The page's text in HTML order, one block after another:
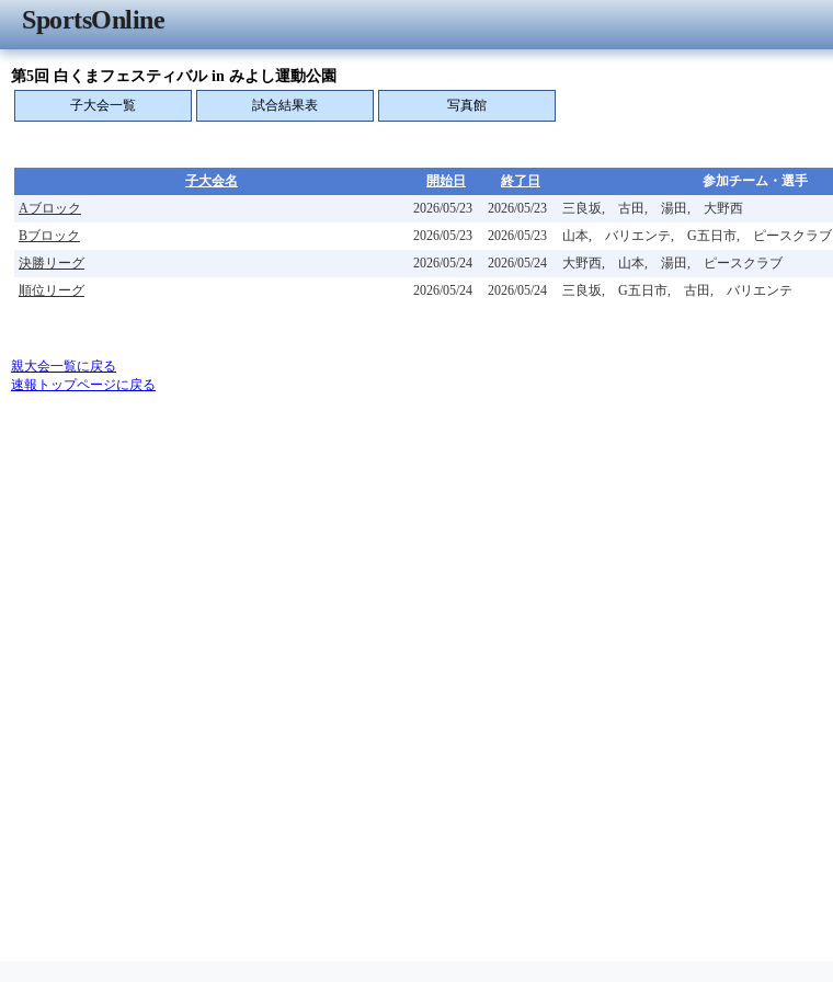
SportsOnline
第5回 白くまフェスティバル in みよし運動公園
子大会一覧 試合結果表 写真館
子大会名
開始日 終了日 参加チーム・選手
Aブロック
2026/05/23 2026/05/23 三良坂, 古田, 湯田, 大野西
Bブロック
2026/05/23 2026/05/23 山本, バリエンテ, G五日市, ピースクラブ
決勝リーグ
2026/05/24 2026/05/24 大野西, 山本, 湯田, ピースクラブ
順位リーグ
2026/05/24 2026/05/24 三良坂, G五日市, 古田, バリエンテ
親大会一覧に戻る
速報トップページに戻る